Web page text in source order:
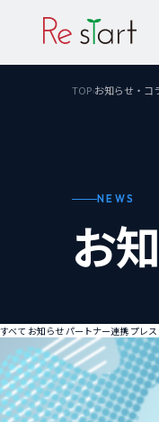
TOP›お知らせ・コ
NEWS
お
すべて お知らせパートナー連携 プレ